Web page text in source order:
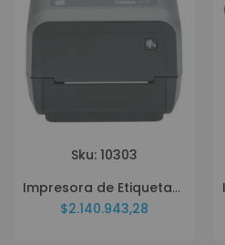
Sku: 10303
Impresora de Etiquetas Zebra ZD421 ZD4A042-301M00EZ
$2.140.943,28